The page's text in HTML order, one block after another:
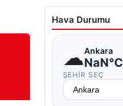
Hava Durumu
☁Ankara
NaN°C
ŞEHIR SEÇ